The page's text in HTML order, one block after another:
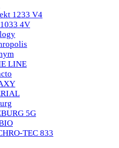
1233 V4
4V
LINE
5G
TEC 833